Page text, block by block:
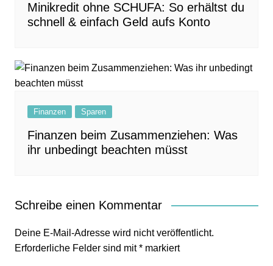
Minikredit ohne SCHUFA: So erhältst du
schnell & einfach Geld aufs Konto
Finanzen Sparen
Finanzen beim Zusammenziehen: Was
ihr unbedingt beachten müsst
Schreibe einen Kommentar
Deine E-Mail-Adresse wird nicht veröffentlicht.
Erforderliche Felder sind mit*markiert